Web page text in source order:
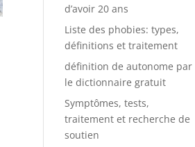
d’avoir 20 ans
Liste des phobies: types,
définitions et traitement
définition de autonome par
le dictionnaire gratuit
Symptômes, tests,
traitement et recherche de
soutien